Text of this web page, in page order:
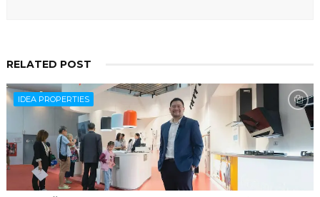
RELATED POST
IDEA PROPERTIES